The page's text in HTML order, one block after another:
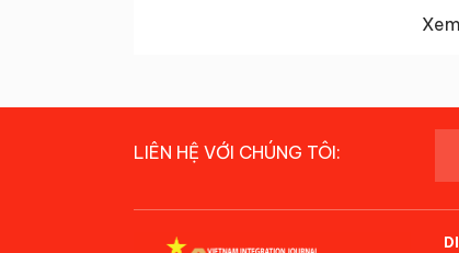
LIÊN HỆ VỚI CHÚNG TÔI: